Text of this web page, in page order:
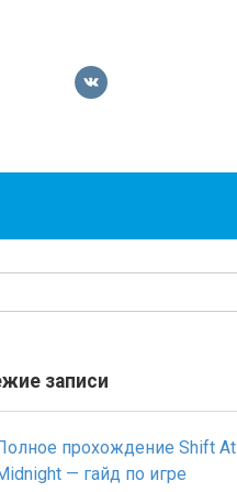
записи
прохождение Shift At
— гайд по игре